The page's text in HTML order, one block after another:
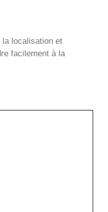
localisation et
facilement à la